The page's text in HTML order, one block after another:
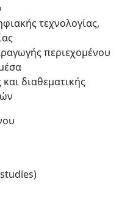
τεχνολογίας,
περιεχομένου
και διαθεματικής